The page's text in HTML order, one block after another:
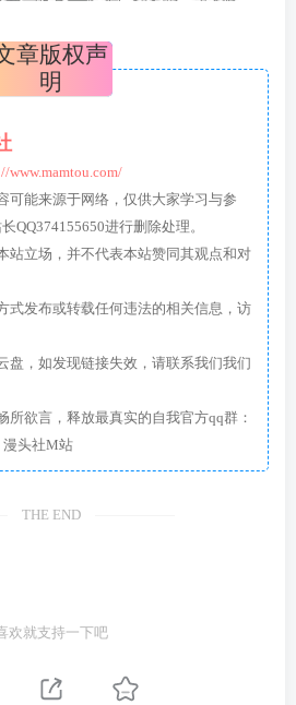
章版权声
明
www.mamtou.com/
可能来源于网络，仅供大家学习与参
QQ374155650进行删除处理。
站立场，并不代表本站赞同其观点和对
式发布或转载任何违法的相关信息，访
盘，如发现链接失效，请联系我们我们
所欲言，释放最真实的自我官方qq群：
号：漫头社M站
THE END
欢就支持一下吧